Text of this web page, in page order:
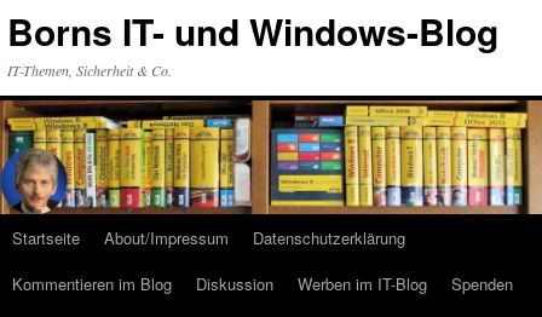
Inhalt
Borns IT- und Windows-Blog
IT-Themen, Sicherheit & Co.
Startseite About/Impressum
Datenschutzerklärung
Kommentieren im Blog
Diskussion Werben im IT-Blog
Spenden